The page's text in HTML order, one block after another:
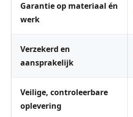
Garantie op materiaal én
werk
Verzekerd en
aansprakelijk
Veilige, controleerbare
oplevering